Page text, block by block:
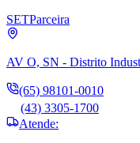
SETParceira
AV O, SN - Distrito
(65) 98101-0010
(43) 3305-1700
Atende: